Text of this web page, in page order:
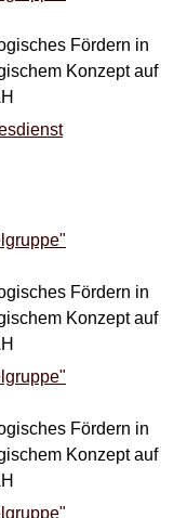
Fördern in
Konzept auf
Fördern in
Konzept auf
Fördern in
Konzept auf